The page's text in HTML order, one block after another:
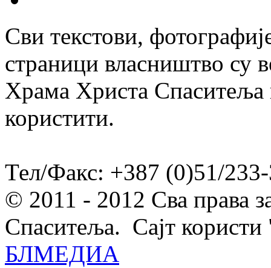
Сви текстови,
страници власништво су
Храма Христа Спаситеља
користити.
Тел/Факс: +387 (0)51/
© 2011 - 2012 Сва права
Спаситеља. Сајт
БЛМЕДИА